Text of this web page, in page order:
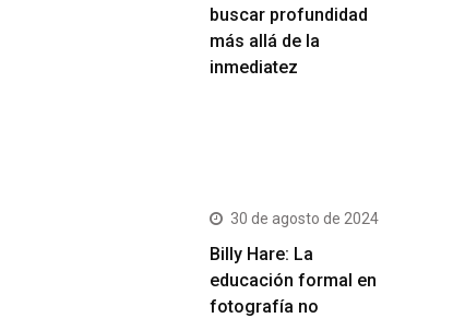
buscar profundidad
más allá de la
inmediatez
30 de agosto de 2024
Billy Hare: La
educación formal en
fotografía no